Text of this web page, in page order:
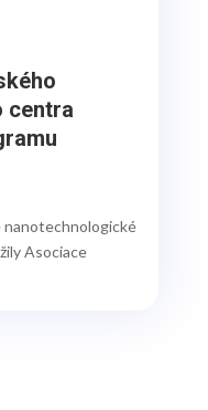
centra
nanotechnologické
Asociace